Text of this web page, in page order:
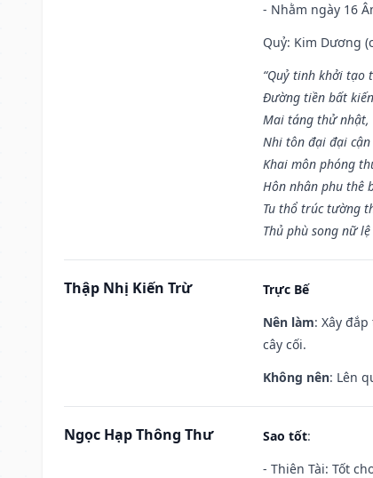
- Nhằm ngày 16
Quỷ: Kim Dương
“Quỷ tinh khởi tạo
Đường tiền bất
Mai táng thử nhật,
Nhi tôn đại đại
Khai môn phóng
Hôn nhân phu thê
Tu thổ trúc tường
Thủ phù song nữ
Thập Nhị Kiến Trừ
Trực Bế
Nên làm: Xây
cây cối.
Không nên: Lên
Ngọc Hạp Thông Thư Sao tốt:
- Thiên Tài: Tốt